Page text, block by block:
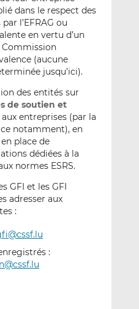
dans le respect des
l’EFRAG ou
en vertu d’un
Commission
(aucune
jusqu’ici).
des entités sur
de soutien et
entreprises (par la
notamment), en
place de
dédiées à la
normes ESRS.
GFI et les GFI
adresser aux
:
: